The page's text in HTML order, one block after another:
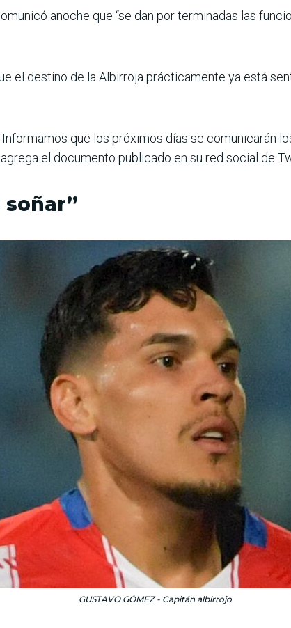
anoche que “se dan por termi­nadas las
el destino de la Albirroja práctica­mente ya está
que los próximos días se comunicarán
el documento publicado en su red social de
soñar”
GUSTAVO GÓMEZ - Capitán albirrojo